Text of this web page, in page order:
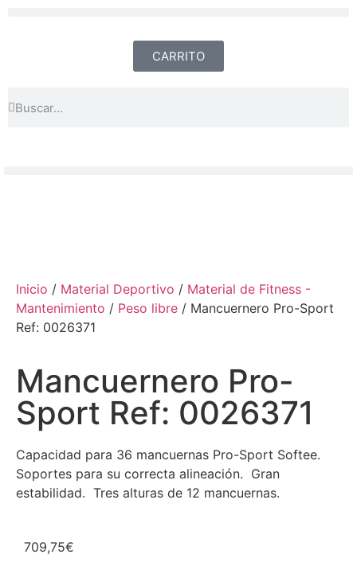
CARRITO
Inicio / Material Deportivo / Material de Fitness -
Mantenimiento / Peso libre / Mancuernero Pro-Sport
Ref: 0026371
Mancuernero Pro-
Sport Ref: 0026371
Capacidad para 36 mancuernas Pro-Sport Softee.
Soportes para su correcta alineación. Gran
estabilidad. Tres alturas de 12 mancuernas.
709,75€